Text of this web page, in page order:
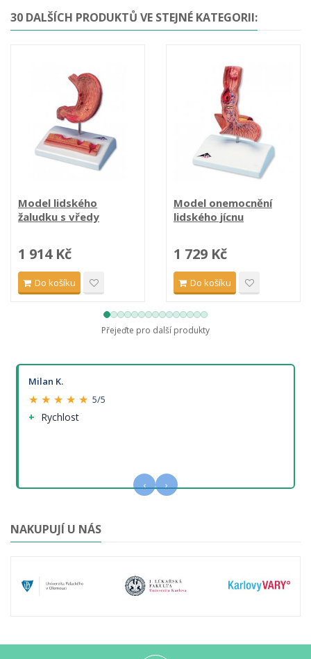
30 DALŠÍCH PRODUKTŮ VE STEJNÉ KATEGORII:
Model lidského
žaludku s vředy
1 914 Kč
Do košíku
Model onemocnění
lidského jícnu
1 729 Kč
Do košíku
Přejeďte pro další produkty
Milan K.
★ ★ ★ ★ ★ 5/5
Rychlost
‹ ›
NAKUPUJÍ U NÁS